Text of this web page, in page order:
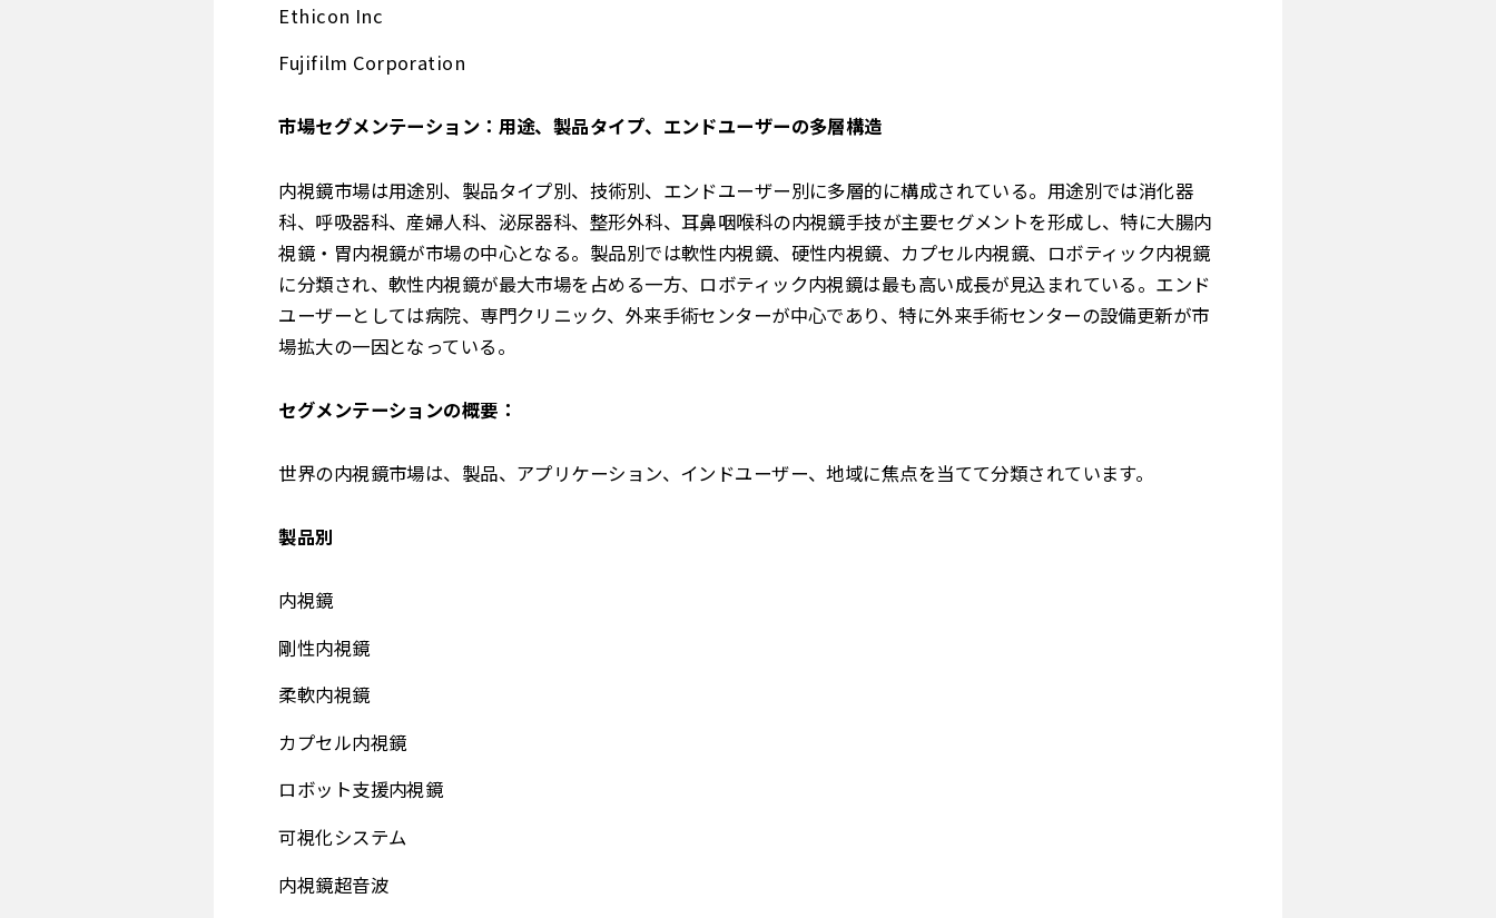
Ethicon Inc
Fujifilm Corporation
市場セグメンテーション：用途、製品タイプ、エンドユーザーの多層構造
内視鏡市場は用途別、製品タイプ別、技術別、エンドユーザー別に多層的に構成されている。用途別では消化器
科、呼吸器科、産婦人科、泌尿器科、整形外科、耳鼻咽喉科の内視鏡手技が主要セグメントを形成し、特に大腸内
視鏡・胃内視鏡が市場の中心となる。製品別では軟性内視鏡、硬性内視鏡、カプセル内視鏡、ロボティック内視鏡
に分類され、軟性内視鏡が最大市場を占める一方、ロボティック内視鏡は最も高い成長が見込まれている。エンド
ユーザーとしては病院、専門クリニック、外来手術センターが中心であり、特に外来手術センターの設備更新が市
場拡大の一因となっている。
セグメンテーションの概要：
世界の内視鏡市場は、製品、アプリケーション、インドユーザー、地域に焦点を当てて分類されています。
製品別
内視鏡
剛性内視鏡
柔軟内視鏡
カプセル内視鏡
ロボット支援内視鏡
可視化システム
内視鏡超音波